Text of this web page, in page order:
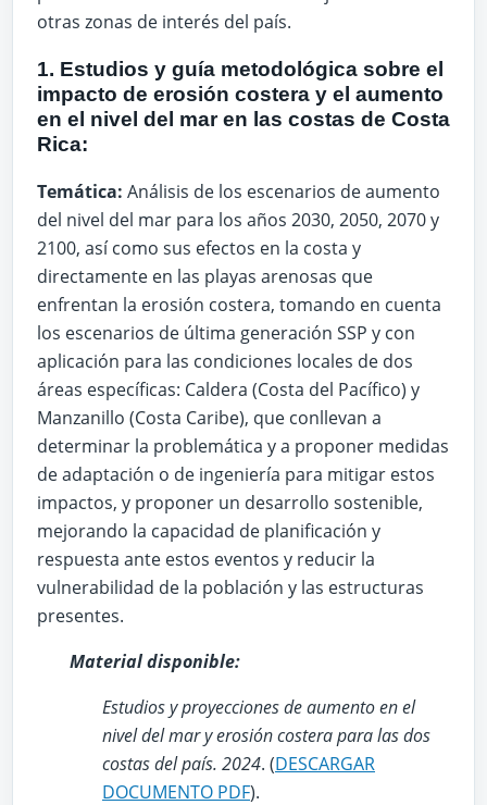
otras zonas de interés del país.
1. Estudios y guía metodológica sobre el
impacto de erosión costera y el aumento
en el nivel del mar en las costas de Costa
Rica:
Temática: Análisis de los escenarios de aumento
del nivel del mar para los años 2030, 2050, 2070 y
2100, así como sus efectos en la costa y
directamente en las playas arenosas que
enfrentan la erosión costera, tomando en cuenta
los escenarios de última generación SSP y con
aplicación para las condiciones locales de dos
áreas específicas: Caldera (Costa del Pacífico) y
Manzanillo (Costa Caribe), que conllevan a
determinar la problemática y a proponer medidas
de adaptación o de ingeniería para mitigar estos
impactos, y proponer un desarrollo sostenible,
mejorando la capacidad de planificación y
respuesta ante estos eventos y reducir la
vulnerabilidad de la población y las estructuras
presentes.
Material disponible:
Estudios y proyecciones de aumento en el
nivel del mar y erosión costera para las dos
costas del país. 2024. (DESCARGAR
DOCUMENTO PDF).